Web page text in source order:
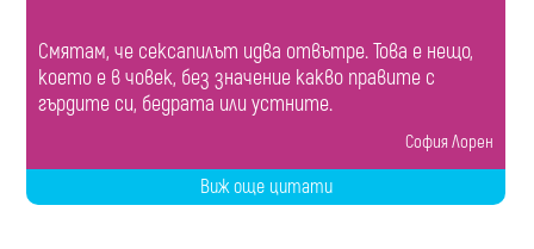
Смятам, че сексапилът идва отвътре. Това е нещо,
което е в човек, без значение какво правите с
гърдите си, бедрата или устните.
София Лорен
Виж още цитати